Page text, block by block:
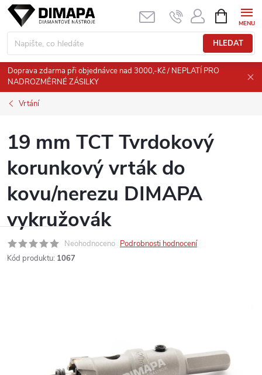
Přejít
obsah
HLEDAT
NÁKUPNÍ
KOŠÍK
Doprava zdarma při objednávce nad 3000,-Kč / NEPLATÍ PRO
NADROZMĚRNÉ ZÁSILKY
Vrtání
19 mm TCT Tvrdokový
korunkový vrták do
kovu/nerezu DIMAPA
vykružovák
Neohodnoceno Podrobnosti hodnocení
Kód produktu: 1067